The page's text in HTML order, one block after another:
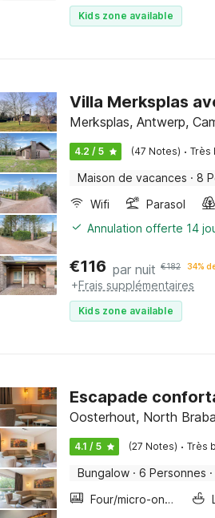
Kids zone available
Villa Merksplas
Merksplas, Antwerp,
4.2 / 5 (47 Notes) · Très
Maison de vacances · 8
Wifi
Parasol
Annulation offerte 14
€116 par nuit €182 34%
+Frais supplémentaires
Kids zone available
Escapade
Oosterhout, North
4.1 / 5 (27 Notes) · Très
Bungalow · 6 Personnes ·
Four/micro-onde combinés